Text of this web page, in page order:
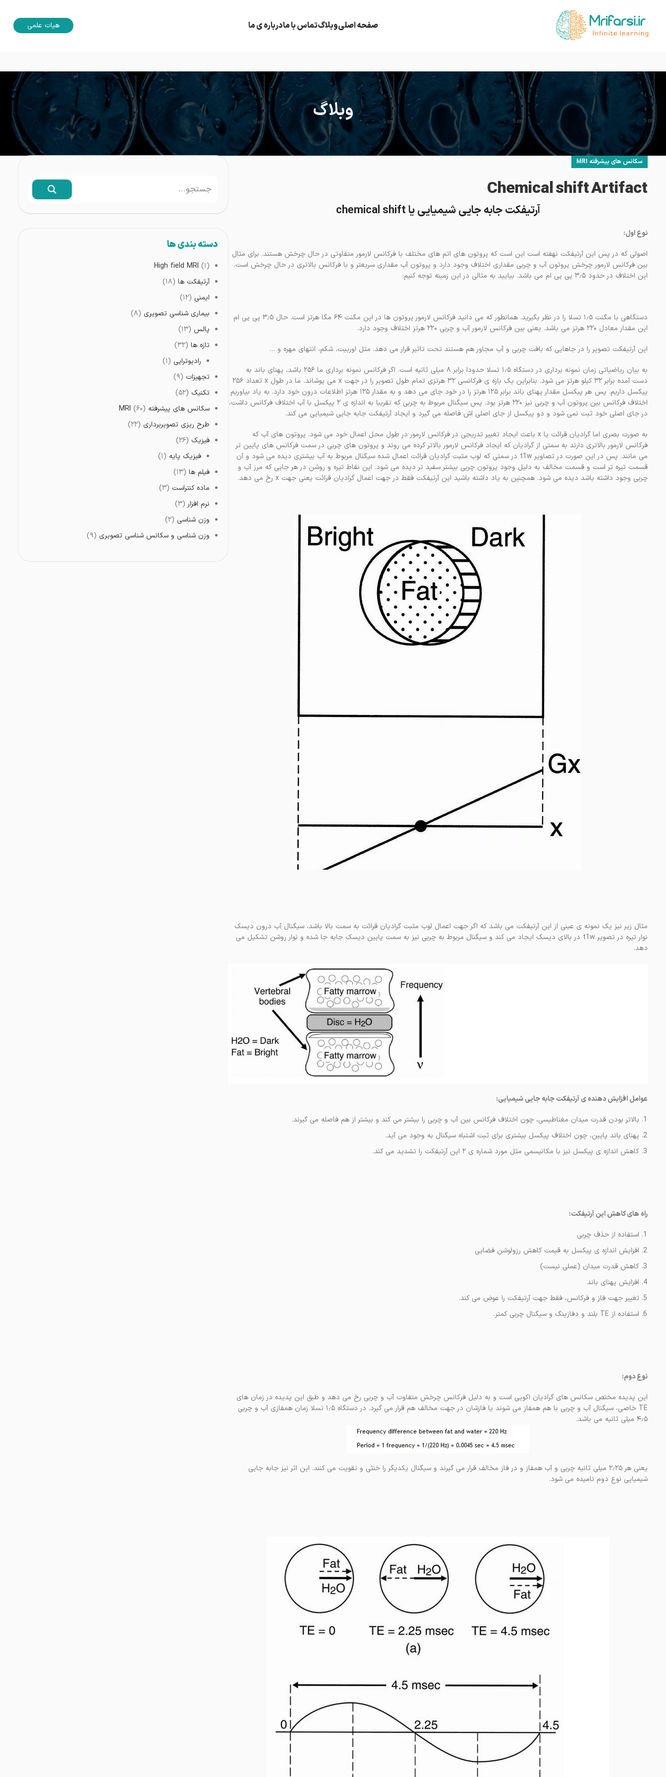
صفحه اصلیوبلاگتماس با مادرباره ی ما هیات علمی
وبلاگ
سکانس های پیشرفته MRI
Chemical shift Artifact
آرتیفکت جابه جایی شیمیایی یا chemical shift
نوع اول:
اصولی که در پس این آرتیفکت نهفته است این است که پروتون های اتم های مختلف با فرکانس لارمور متفاوتی در حال چرخش هستند. برای مثال
بین فرکانس لارمور چرخش پروتون آب و چربی مقداری اختلاف وجود دارد و پروتون آب مقداری سریعتر و با فرکانس بالاتری در حال چرخش است.
این اختلاف در حدود ۳٫۵ پی پی ام می باشد. بیایید به مثالی در این زمینه توجه کنیم:
دستگاهی با مگنت ۱٫۵ تسلا را در نظر بگیرید. همانطور که می دانید فرکانس لارمور پروتون ها در این مگنت ۶۴ مگا هرتز است. حال ۳٫۵ پی پی ام
این مقدار معادل ۲۲۰ هرتز می باشد. یعنی بین فرکانس لارمور آب و چربی ۲۲۰ هرتز اختلاف وجود دارد.
این آرتیفکت تصویر را در جاهایی که بافت چربی و آب مجاور هم هستند تحت تاثیر قرار می دهد. مثل اوربیت، شکم، انتهای مهره و …
به بیان ریاضیاتی زمان نمونه برداری در دستگاه ۱٫۵ تسلا حدودا برابر ۸ میلی ثانیه است. اگر فرکانس نمونه برداری ما ۲۵۶ باشد، پهنای باند به
دست آمده برابر ۳۲ کیلو هرتز می شود. بنابراین یک بازه ی فرکانسی ۳۲ هرتزی تمام طول تصویر را در جهت x می پوشاند. ما در طول x تعداد ۲۵۶
پیکسل داریم. پس هر پیکسل مقدار پهنای باند برابر ۱۲۵ هرتز را در خود جای می دهد و به مقدار ۱۲۵ هرتز اطلاعات درون خود دارد. به یاد بیاوریم
اختلاف فرکانس بین پروتون آب و چربی نیز ۲۲۰ هرتز بود. پس سیگنال مربوط به چربی که تقریبا به اندازه ی ۲ پیکسل با آب اختلاف فرکانس داشت،
در جای اصلی خود ثبت نمی شود و دو پیکسل از جای اصلی اش فاصله می گیرد و ایجاد آرتیفکت جابه جایی شیمیایی می کند.
به صورت بصری اما گرادیان قرائت یا x باعث ایجاد تغییر تدریجی در فرکانس لارمور در طول محل اعمال خود می شود. پروتون های آب که
فرکانس لارمور بالاتری دارند به سمتی از گرادیان که ایجاد فرکانس لارمور بالاتر کرده می روند و پروتون های چربی در سمت فرکانس های پایین تر
می مانند. پس در این صورت در تصاویر t1w در سمتی که لوب مثبت گرادیان قرائت اعمال شده سیگنال مربوط به آب بیشتری دیده می شود و آن
قسمت تیره تر است و قسمت مخالف به دلیل وجود پروتون چربی بیشتر سفید تر دیده می شود. این نقاط تیره و روشن در هر جایی که مرز آب و
چربی وجود داشته باشد دیده می شود. همچنین به یاد داشته باشید این آرتیفکت فقط در جهت اعمال گرادیان قرائت یعنی جهت x رخ می دهد.
مثال زیر نیز یک نمونه ی عینی از این آرتیفکت می باشد که اگر جهت اعمال لوب مثبت گرادیان قرائت به سمت بالا باشد، سیگنال آب درون دیسک
نوار تیره در تصویر t1w در بالای دیسک ایجاد می کند و سیگنال مربوط به چربی نیز به سمت پایین دیسک جابه جا شده و نوار روشن تشکیل می
دهد.
عوامل افزایش دهنده ی آرتیفکت جابه جایی شیمیایی:
بالاتر بودن قدرت میدان مغناطیسی، چون اختلاف فرکانس بین آب و چربی را بیشتر می کند و بیشتر از هم فاصله می گیرند.
پهنای باند پایین، چون اختلاف پیکسل بیشتری برای ثبت اشتباه سیگنال به وجود می آید.
کاهش اندازه ی پیکسل نیز با مکانیسمی مثل مورد شماره ی ۲ این آرتیفکت را تشدید می کند.
راه های کاهش این آرتیفکت:
استفاده از حذف چربی
افزایش اندازه ی پیکسل به قیمت کاهش رزولوشن فضایی
کاهش قدرت میدان (عملی نیست)
افزایش پهنای باند
تغییر جهت فاز و فرکانس، فقط جهت آرتیفکت را عوض می کند.
استفاده از TE بلند و دفازینگ و سیگنال چربی کمتر.
نوع دوم:
این پدیده مختص سکانس های گرادیان اکویی است و به دلیل فرکانس چرخش متفاوت آب و چربی رخ می دهد و طبق این پدیده در زمان های
TE خاصی، سیگنال آب و چربی با هم همفاز می شوند یا فازشان در جهت مخالف هم قرار می گیرد. در دستگاه ۱٫۵ تسلا زمان همفازی آب و چربی
۴٫۵ میلی ثانیه می باشد.
یعنی هر ۲٫۲۵ میلی ثانیه چربی و آب همفاز و در فاز مخالف قرار می گیرند و سیگنال یکدیگر را خنثی و تقویت می کنند. این اثر نیز جابه جایی
شیمیایی نوع دوم نامیده می شود.
دسته بندی ها
High field MRI (۱)
آرتیفکت ها(۱۸)
ایمنی (۱۲)
بیماری شناسی تصویری (۸)
پالس (۱۳)
تازه ها(۳۲)
رادیوتراپی (۱)
تجهیزات (۹)
تکنیک (۵۲)
سکانس های پیشرفته MRI (۶۰)
طرح ریزی تصویربرداری (۲۲)
فیزیک (۲۶)
فیزیک پایه (۱)
فیلم ها(۱۳)
ماده کنتراست (۳)
نرم افزار (۳)
وزن شناسی (۲)
وزن شناسی و سکانس شناسی تصویری (۹)